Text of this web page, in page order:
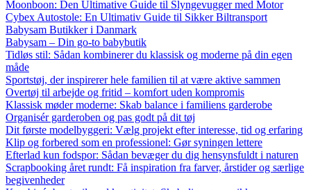
Moonboon: Den Ultimative Guide til Slyngevugger med Motor
Cybex Autostole: En Ultimativ Guide til Sikker Biltransport
Babysam Butikker i Danmark
Babysam – Din go-to babybutik
Tidløs stil: Sådan kombinerer du klassisk og moderne på din egen
måde
Sportstøj, der inspirerer hele familien til at være aktive sammen
Overtøj til arbejde og fritid – komfort uden kompromis
Klassisk møder moderne: Skab balance i familiens garderobe
Organisér garderoben og pas godt på dit tøj
Dit første modelbyggeri: Vælg projekt efter interesse, tid og erfaring
Klip og forbered som en professionel: Gør syningen lettere
Efterlad kun fodspor: Sådan bevæger du dig hensynsfuldt i naturen
Scrapbooking året rundt: Få inspiration fra farver, årstider og særlige
begivenheder